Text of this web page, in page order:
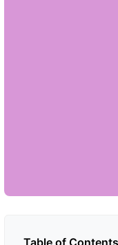
Table of Contents